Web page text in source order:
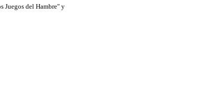
Juegos del Hambre" y